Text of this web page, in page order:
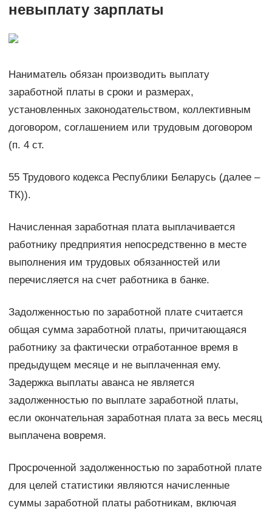
невыплату зарплаты
Наниматель обязан производить выплату
заработной платы в сроки и размерах,
установленных законодательством, коллективным
договором, соглашением или трудовым договором
(п. 4 ст.
55 Трудового кодекса Республики Беларусь (далее –
ТК)).
Начисленная заработная плата выплачивается
работнику предприятия непосредственно в месте
выполнения им трудовых обязанностей или
перечисляется на счет работника в банке.
Задолженностью по заработной плате считается
общая сумма заработной платы, причитающаяся
работнику за фактически отработанное время в
предыдущем месяце и не выплаченная ему.
Задержка выплаты аванса не является
задолженностью по выплате заработной платы,
если окончательная заработная плата за весь месяц
выплачена вовремя.
Просроченной задолженностью по заработной плате
для целей статистики являются начисленные
суммы заработной платы работникам, включая